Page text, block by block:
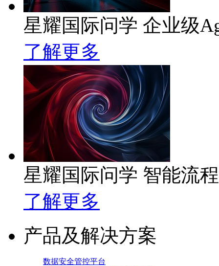
星耀国际问学 企业级
了解更多
星耀国际问学 智能流
了解更多
产品及解决方案
数据安全管控平台